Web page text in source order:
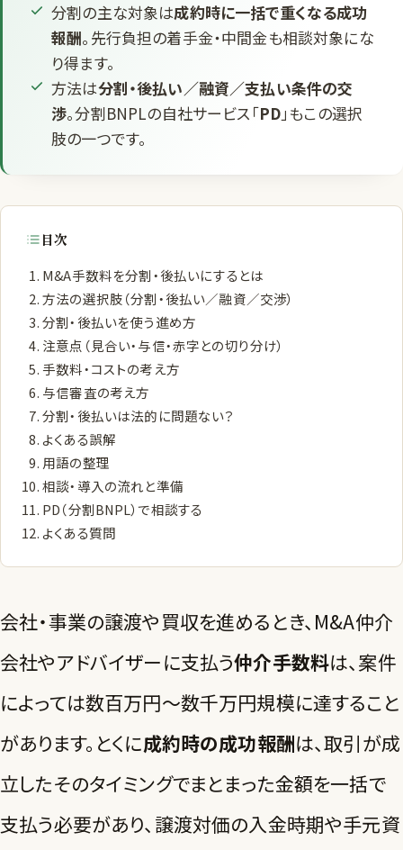
分割の主な対象は成約時に一括で重くなる成功
報酬。先行負担の着手金・中間金も相談対象にな
り得ます。
方法は分割・後払い／融資／支払い条件の交
渉。分割BNPLの自社サービス「PD」もこの選択
肢の一つです。
目次
M&A手数料を分割・後払いにするとは
方法の選択肢（分割・後払い／融資／交渉）
分割・後払いを使う進め方
注意点（見合い・与信・赤字との切り分け）
手数料・コストの考え方
与信審査の考え方
分割・後払いは法的に問題ない？
よくある誤解
用語の整理
相談・導入の流れと準備
PD（分割BNPL）で相談する
よくある質問
会社・事業の譲渡や買収を進めるとき、M&A仲介
会社やアドバイザーに支払う仲介手数料は、案件
によっては数百万円〜数千万円規模に達すること
があります。とくに成約時の成功報酬は、取引が成
立したそのタイミングでまとまった金額を一括で
支払う必要があり、譲渡対価の入金時期や手元資